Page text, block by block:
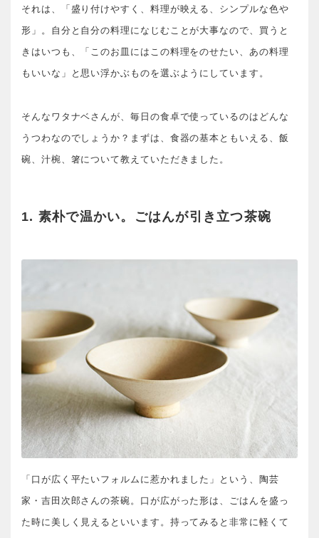
それは、「盛り付けやすく、料理が映える、シンプルな色や
形」。自分と自分の料理になじむことが大事なので、買うと
きはいつも、「このお皿にはこの料理をのせたい、あの料理
もいいな」と思い浮かぶものを選ぶようにしています。
そんなワタナベさんが、毎日の食卓で使っているのはどんな
うつわなのでしょうか？まずは、食器の基本ともいえる、飯
碗、汁椀、箸について教えていただきました。
1. 素朴で温かい。ごはんが引き立つ茶碗
「口が広く平たいフォルムに惹かれました」という、陶芸
家・吉田次郎さんの茶碗。口が広がった形は、ごはんを盛っ
た時に美しく見えるといいます。持ってみると非常に軽くて